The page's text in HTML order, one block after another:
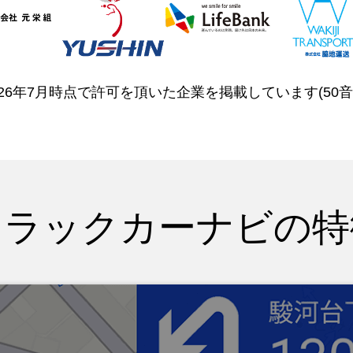
年7月時点で許可を頂いた企業を掲載しています(50
ックカーナビの